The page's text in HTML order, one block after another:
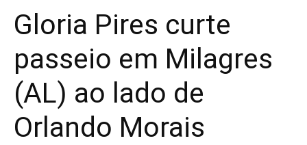
Gloria Pires curte
passeio em Milagres
(AL) ao lado de
Orlando Morais